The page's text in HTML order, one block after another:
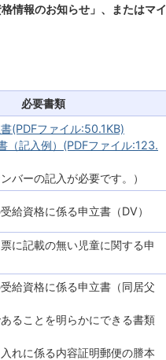
情報のお知らせ」、またはマイ
必要書類
(PDFファイル:50.1KB)
（記入例）(PDFファイル:123.
バーの記入が必要です。）
給資格に係る申立書（DV）
に記載の無い児童に関する申
給資格に係る申立書（同居父
あることを明らかにできる書類
れに係る内容証明郵便の謄本